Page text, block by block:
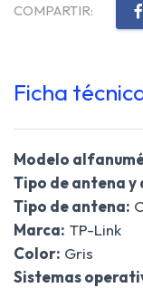
COMPARTIR:
Ficha
Modelo
Tipo de antena
Tipo de antena:
Marca: TP-Link
Color: Gris
Sistemas